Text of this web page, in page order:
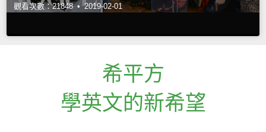
觀看次數：21848 • 2019-02-01
希平方
學英文的新希望